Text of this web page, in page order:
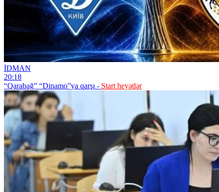
İDMAN
20:18
“Qarabağ” “Dinamo”ya qarşı - Start heyətlər